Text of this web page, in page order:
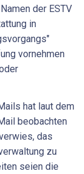
der ESTV
in
vornehmen
hat laut dem
beobachten
das
zu
seien die